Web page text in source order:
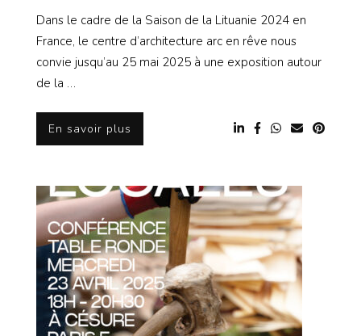
Dans le cadre de la Saison de la Lituanie 2024 en
France, le centre d’architecture arc en rêve nous
convie jusqu’au 25 mai 2025 à une exposition autour
de la …
En savoir plus